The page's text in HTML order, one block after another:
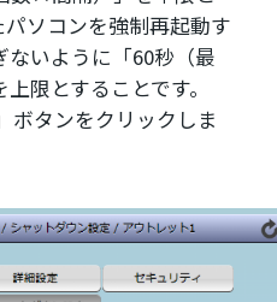
パソコンを強制再起動す
ないように「60秒（最
限とすることです。
ボタンをクリックしま